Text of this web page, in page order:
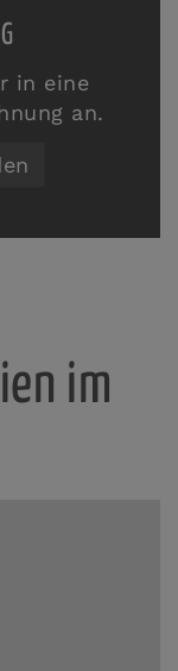
in eine
an.
im